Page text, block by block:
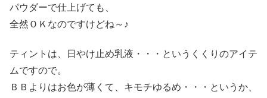
パウダーで仕上げても、
全然ＯＫなのですけどね～♪
ティントは、日やけ止め乳液・・・というくくりのアイテ
ムですので。
ＢＢよりはお色が薄くて、キモチゆるめ・・・というか、